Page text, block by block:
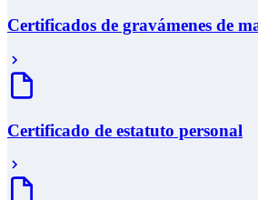
Certificados de gravámenes de
Certificado de estatuto personal